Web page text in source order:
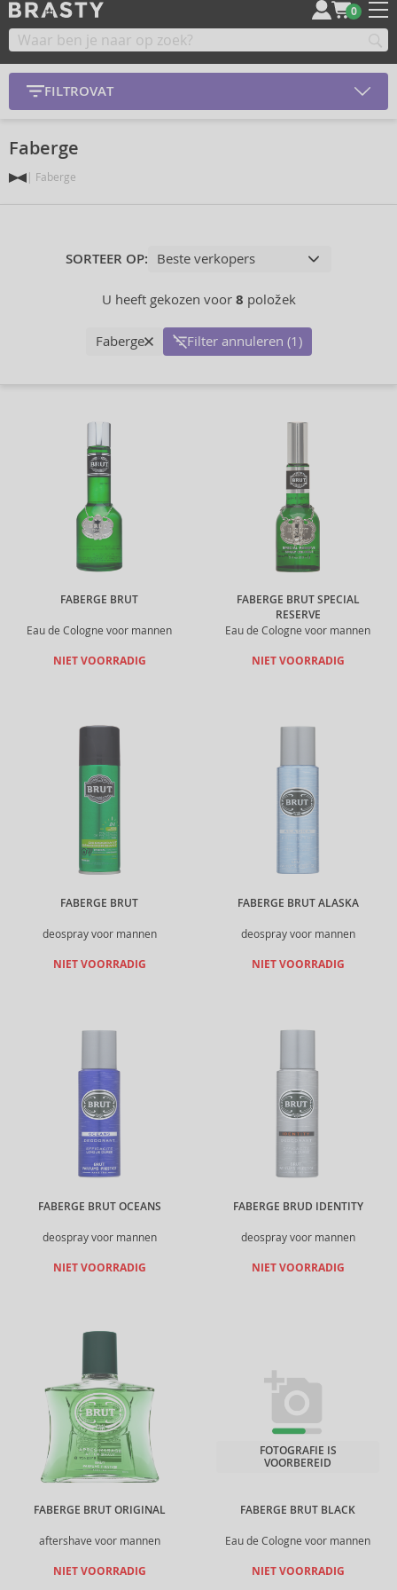
0
FILTROVAT
Faberge
Faberge
SORTEER OP:
U heeft gekozen voor 8 položek
Faberge Filter annuleren (1)
FABERGE BRUT
Eau de Cologne voor mannen
NIET VOORRADIG
FABERGE BRUT SPECIAL
RESERVE
Eau de Cologne voor mannen
NIET VOORRADIG
FABERGE BRUT
deospray voor mannen
NIET VOORRADIG
FABERGE BRUT ALASKA
deospray voor mannen
NIET VOORRADIG
FABERGE BRUT OCEANS
deospray voor mannen
NIET VOORRADIG
FABERGE BRUD IDENTITY
deospray voor mannen
NIET VOORRADIG
FABERGE BRUT ORIGINAL
aftershave voor mannen
NIET VOORRADIG
FABERGE BRUT BLACK
Eau de Cologne voor mannen
FOTOGRAFIE IS
VOORBEREID
NIET VOORRADIG